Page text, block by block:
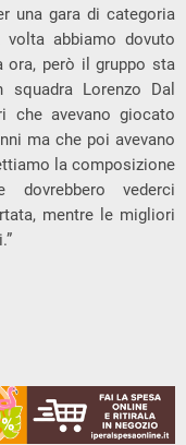
una gara di categoria
abbiamo dovuto
ora, però il gruppo sta
Lorenzo Dal
che avevano giocato
ma che poi avevano
la composizione
vederci
mentre le migliori